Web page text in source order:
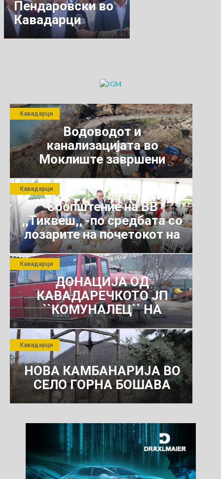
ШИРОКОПОЈАСЕН
ИНТЕРНЕТ
Пендаровски во
Кавадарци
Водоводот и
канализацијата во
Моклиште завршени
Кавадарци
Соопштение на ВВ
,,Тиквеш,, -по средбата со
лозарите на почетокот на
јули 2026 г.
Кавадарци
ДОНАЦИЈА ОД
КАВАДАРЕЧКОТО ЈП
``КОМУНАЛЕЦ`` НА
РОСОМАНСКОТО ЈАВНО
ПРЕТПРИЈАТИЕ ЗА
КОМУНАЛНО УСЛУГИ
Кавадарци
НОВА КАМБАНАРИЈА ВО
СЕЛО ГОРНА БОШАВА
Кавадарци